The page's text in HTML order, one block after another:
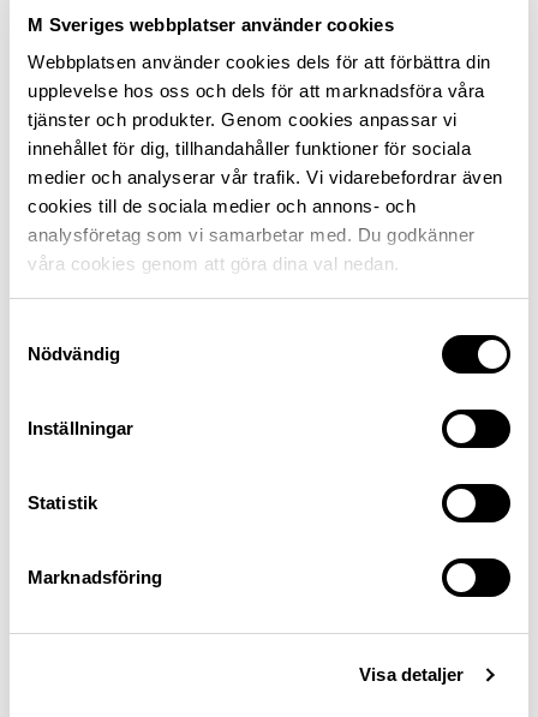
M Sveriges webbplatser använder cookies
Webbplatsen använder cookies dels för att förbättra din
upplevelse hos oss och dels för att marknadsföra våra
tjänster och produkter. Genom cookies anpassar vi
innehållet för dig, tillhandahåller funktioner för sociala
medier och analyserar vår trafik. Vi vidarebefordrar även
cookies till de sociala medier och annons- och
analysföretag som vi samarbetar med. Du godkänner
våra cookies genom att göra dina val nedan.
Nödvändig
Inställningar
Statistik
Marknadsföring
Visa detaljer
M Bilresa
, en självriskeliminering för hyrda fordon
och som ersätter många oväntade kostnader på
resan.
Fri personlig rådgivning om allt som rör bilen när
det gällerteknik, juridikochbilresor.
Förmånliga priser påförsäkringar för bilen,
hemmet eller sommarstugan.
Medlemsrabatterpå allt från drivmedel, besiktning
och däck till semesterboende.
Tidningen Motormed resereportage, tester och
granskande journalistik.
Och framför allt, du stöttar vårt arbete för
trafiksäkerhet, hållbarhet och tillgänglighet. Läs om